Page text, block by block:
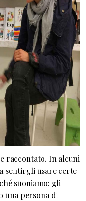
raccontato. In alcuni
sentirgli usare certe
suoniamo: gli
una persona di